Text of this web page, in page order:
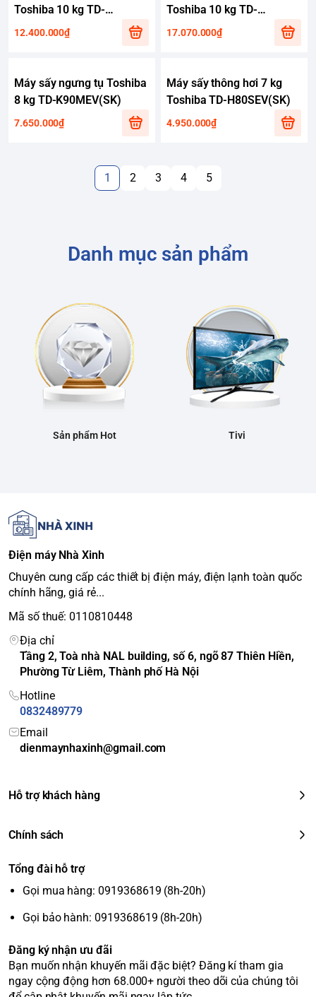
Toshiba 10 kg TD-
BP110GHV(MG)
12.400.000₫
Toshiba 10 kg TD-
BK110GHV(MK)
17.070.000₫
Máy sấy ngưng tụ Toshiba
8 kg TD-K90MEV(SK)
7.650.000₫
Máy sấy thông hơi 7 kg
Toshiba TD-H80SEV(SK)
4.950.000₫
1 2 3 4 5
Danh mục sản phẩm
Sản phẩm Hot Tivi
Điện máy Nhà Xinh
Chuyên cung cấp các thiết bị điện máy, điện lạnh toàn quốc
chính hãng, giá rẻ...
Mã số thuế: 0110810448
Địa chỉ
Tầng 2, Toà nhà NAL building, số 6, ngõ 87 Thiên Hiền,
Phường Từ Liêm, Thành phố Hà Nội
Hotline
0832489779
Email
dienmaynhaxinh@gmail.com
Hỗ trợ khách hàng
Chính sách
Tổng đài hỗ trợ
Gọi mua hàng: 0919368619 (8h-20h)
Gọi bảo hành: 0919368619 (8h-20h)
Đăng ký nhận ưu đãi
Bạn muốn nhận khuyến mãi đặc biệt? Đăng kí tham gia
ngay cộng động hơn 68.000+ người theo dõi của chúng tôi